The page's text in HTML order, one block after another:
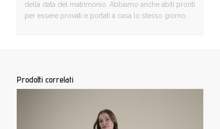
della data del matrimonio. Abbiamo anche abiti pronti
per essere provati e portati a casa lo stesso giorno.
Prodotti correlati